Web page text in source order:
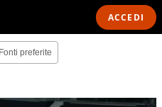
ACCEDI
Fonti preferite